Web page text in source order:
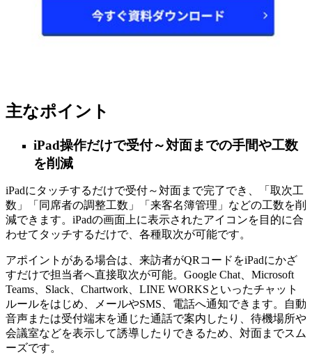
主なポイント
iPad操作だけで受付～対面までの手間や工数
を削減
iPadにタッチするだけで受付～対面まで完了でき、「取次工
数」「同席者の調整工数」「来客名簿管理」などの工数を削
減できます。iPadの画面上に表示されたアイコンを目的に合
わせてタッチするだけで、各種取次が可能です。
アポイントがある場合は、来訪者がQRコードをiPadにかざ
すだけで担当者へ直接取次が可能。Google Chat、Microsoft
Teams、Slack、Chartwork、LINE WORKSといったチャット
ルールをはじめ、メールやSMS、電話へ通知できます。自動
音声または受付端末を通じた通話で案内したり、待機場所や
会議室などを表示して誘導したりできるため、対面までスム
ーズです。